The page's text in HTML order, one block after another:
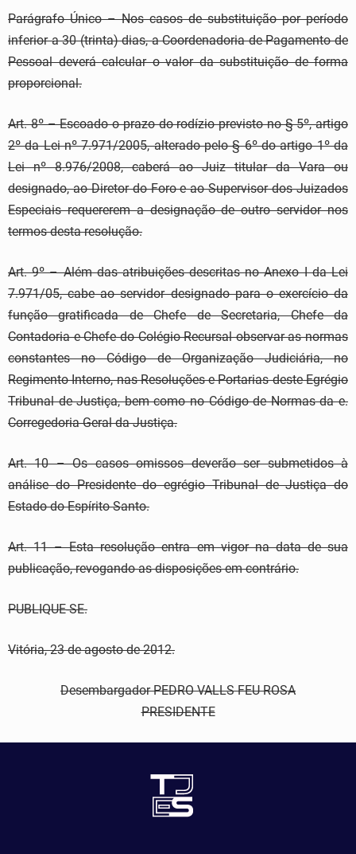
Parágrafo Único – Nos casos de substituição por período
inferior a 30 (trinta) dias, a Coordenadoria de Pagamento de
Pessoal deverá calcular o valor da substituição de forma
proporcional.
Art. 8º – Escoado o prazo do rodízio previsto no § 5º, artigo
2º da Lei nº 7.971/2005, alterado pelo § 6º do artigo 1º da
Lei nº 8.976/2008, caberá ao Juiz titular da Vara ou
designado, ao Diretor do Foro e ao Supervisor dos Juizados
Especiais requererem a designação de outro servidor nos
termos desta resolução.
Art. 9º – Além das atribuições descritas no Anexo I da Lei
7.971/05, cabe ao servidor designado para o exercício da
função gratificada de Chefe de Secretaria, Chefe da
Contadoria e Chefe do Colégio Recursal observar as normas
constantes no Código de Organização Judiciária, no
Regimento Interno, nas Resoluções e Portarias deste Egrégio
Tribunal de Justiça, bem como no Código de Normas da e.
Corregedoria Geral da Justiça.
Art. 10 – Os casos omissos deverão ser submetidos à
análise do Presidente do egrégio Tribunal de Justiça do
Estado do Espírito Santo.
Art. 11 – Esta resolução entra em vigor na data de sua
publicação, revogando as disposições em contrário.
PUBLIQUE-SE.
Vitória, 23 de agosto de 2012.
Desembargador PEDRO VALLS FEU ROSA
PRESIDENTE